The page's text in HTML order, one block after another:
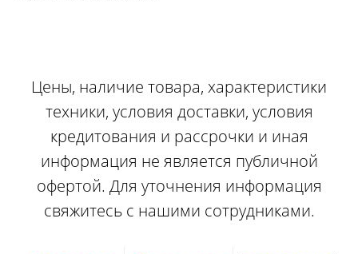
Цены, наличие товара, характеристики
техники, условия доставки, условия
кредитования и рассрочки и иная
информация не является публичной
офертой. Для уточнения информация
свяжитесь с нашими сотрудниками.